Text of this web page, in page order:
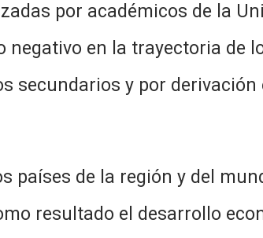
académicos de la
en la trayectoria de
secundarios y por
la región y del
resultado el desarrollo